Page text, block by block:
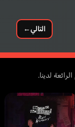
التالي←
لدينا.